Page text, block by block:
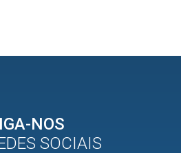
NOS
SOCIAIS